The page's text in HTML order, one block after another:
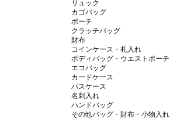
リュック
カゴバッグ
ポーチ
クラッチバッグ
財布
コインケース・札入れ
ボディバッグ・ウエストポーチ
エコバッグ
カードケース
パスケース
名刺入れ
ハンドバッグ
その他バッグ・財布・小物入れ